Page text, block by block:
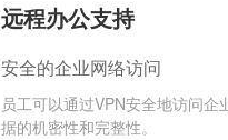
远程办公支持
安全的企业网络访问
员工可以通过VPN安全地访问企
据的机密性和完整性。